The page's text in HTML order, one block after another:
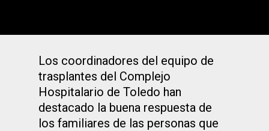
Los coordinadores del equipo de
trasplantes del Complejo
Hospitalario de Toledo han
destacado la buena respuesta de
los familiares de las personas que